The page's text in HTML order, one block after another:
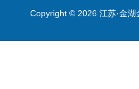
Copyright © 2026 江苏·金